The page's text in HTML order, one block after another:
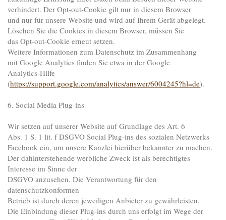
verhindert. Der Opt-out-Cookie gilt nur in diesem Browser
und nur für unsere Website und wird auf Ihrem Gerät abgelegt.
Löschen Sie die Cookies in diesem Browser, müssen Sie
das Opt-out-Cookie erneut setzen.
Weitere Informationen zum Datenschutz im Zusammenhang
mit Google Analytics finden Sie etwa in der Google
Analytics-Hilfe
(https://support.google.com/analytics/answer/6004245?hl=de).
6. Social Media Plug-ins
Wir setzen auf unserer Website auf Grundlage des Art. 6
Abs. 1 S. 1 lit. f DSGVO Social Plug-ins des sozialen Netzwerks
Facebook ein, um unsere Kanzlei hierüber bekannter zu machen.
Der dahinterstehende werbliche Zweck ist als berechtigtes
Interesse im Sinne der
DSGVO anzusehen. Die Verantwortung für den
datenschutzkonformen
Betrieb ist durch deren jeweiligen Anbieter zu gewährleisten.
Die Einbindung dieser Plug-ins durch uns erfolgt im Wege der